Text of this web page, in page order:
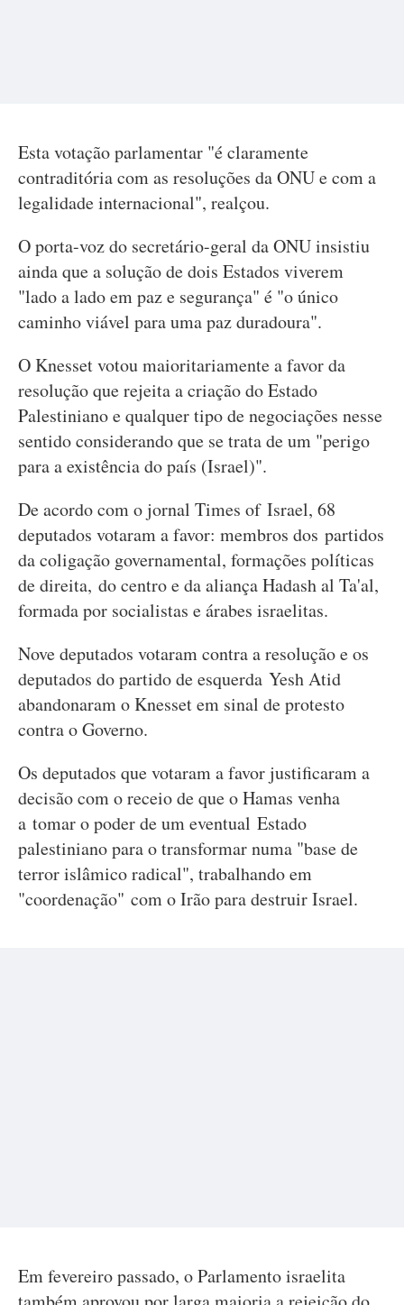
Esta votação parlamentar "é claramente
contraditória com as resoluções da ONU e com a
legalidade internacional", realçou.
O porta-voz do secretário-geral da ONU insistiu
ainda que a solução de dois Estados viverem
"lado a lado em paz e segurança" é "o único
caminho viável para uma paz duradoura".
O Knesset votou maioritariamente a favor da
resolução que rejeita a criação do Estado
Palestiniano e qualquer tipo de negociações nesse
sentido considerando que se trata de um "perigo
para a existência do país (Israel)".
De acordo com o jornal Times of Israel, 68
deputados votaram a favor: membros dos partidos
da coligação governamental, formações políticas
de direita, do centro e da aliança Hadash al Ta'al,
formada por socialistas e árabes israelitas.
Nove deputados votaram contra a resolução e os
deputados do partido de esquerda Yesh Atid
abandonaram o Knesset em sinal de protesto
contra o Governo.
Os deputados que votaram a favor justificaram a
decisão com o receio de que o Hamas venha
a tomar o poder de um eventual Estado
palestiniano para o transformar numa "base de
terror islâmico radical", trabalhando em
"coordenação" com o Irão para destruir Israel.
Em fevereiro passado, o Parlamento israelita